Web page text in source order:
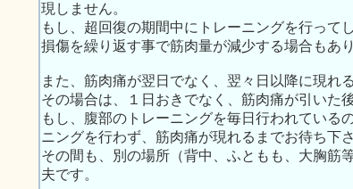
現しません。
もし、超回復の期間中にトレーニングを行って
損傷を繰り返す事で筋肉量が減少する場合もあり
また、筋肉痛が翌日でなく、翌々日以降に現れ
その場合は、１日おきでなく、筋肉痛が引いた
もし、腹部のトレーニングを毎日行われている
ニングを行わず、筋肉痛が現れるまでお待ち下さ
その間も、別の場所（背中、ふともも、大胸筋
夫です。